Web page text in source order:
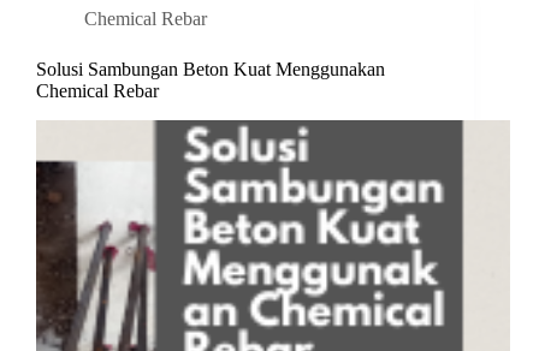
Chemical Rebar
Solusi Sambungan Beton Kuat Menggunakan
Chemical Rebar